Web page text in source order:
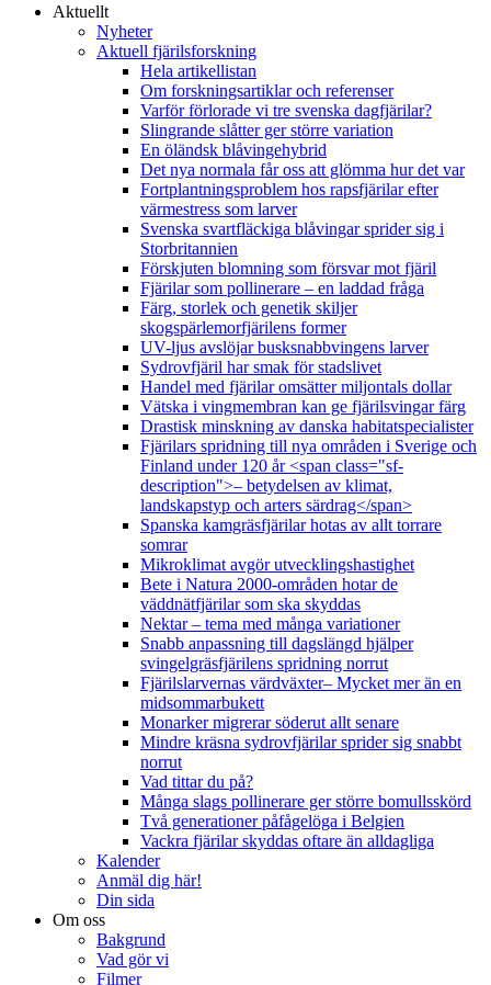
Aktuellt
Nyheter
Aktuell fjärilsforskning
Hela artikellistan
Om forskningsartiklar och referenser
Varför förlorade vi tre svenska dagfjärilar?
Slingrande slåtter ger större variation
En öländsk blåvingehybrid
Det nya normala får oss att glömma hur det var
Fortplantningsproblem hos rapsfjärilar efter
värmestress som larver
Svenska svartfläckiga blåvingar sprider sig i
Storbritannien
Förskjuten blomning som försvar mot fjäril
Fjärilar som pollinerare – en laddad fråga
Färg, storlek och genetik skiljer
skogspärlemorfjärilens former
UV-ljus avslöjar busksnabbvingens larver
Sydrovfjäril har smak för stadslivet
Handel med fjärilar omsätter miljontals dollar
Vätska i vingmembran kan ge fjärilsvingar färg
Drastisk minskning av danska habitatspecialister
Fjärilars spridning till nya områden i Sverige och
Finland under 120 år <span class="sf-
description">– betydelsen av klimat,
landskapstyp och arters särdrag</span>
Spanska kamgräsfjärilar hotas av allt torrare
somrar
Mikroklimat avgör utvecklingshastighet
Bete i Natura 2000-områden hotar de
väddnätfjärilar som ska skyddas
Nektar – tema med många variationer
Snabb anpassning till dagslängd hjälper
svingelgräsfjärilens spridning norrut
Fjärilslarvernas värdväxter– Mycket mer än en
midsommarbukett
Monarker migrerar söderut allt senare
Mindre kräsna sydrovfjärilar sprider sig snabbt
norrut
Vad tittar du på?
Många slags pollinerare ger större bomullsskörd
Två generationer påfågelöga i Belgien
Vackra fjärilar skyddas oftare än alldagliga
Kalender
Anmäl dig här!
Din sida
Om oss
Bakgrund
Vad gör vi
Filmer